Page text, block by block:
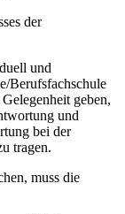
der
und
Berufsfachschule
geben,
und
bei der
tragen.
muss die